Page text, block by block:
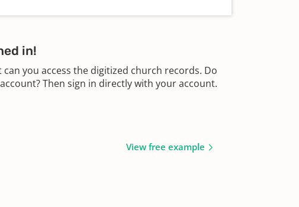
in!
can you access the digitized church records. Do
Then sign in directly with your account.
View free example